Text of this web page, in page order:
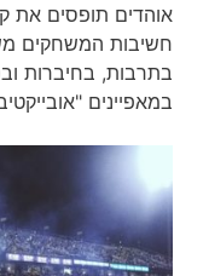
אוהדים תופסים את
חשיבות המשחקים
בתרבות, בחיברות
במאפיינים